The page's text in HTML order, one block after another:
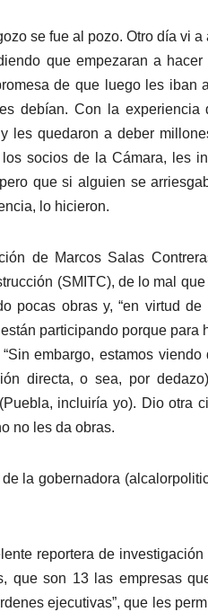
se fue al pozo. Otro día vi
que empezaran a
de que luego les iban
debían. Con la
les quedaron a deber
socios de la Cámara, les
que si alguien se
lo hicieron.
de Marcos Salas
(SMITC), de lo mal
pocas obras y, “en virtud
participando porque para
embargo, estamos
directa, o sea, por
incluiría yo). Dio otra
no les da obras.
la gobernadora
reportera de
que son 13 las empresas
ejecutivas”, que les